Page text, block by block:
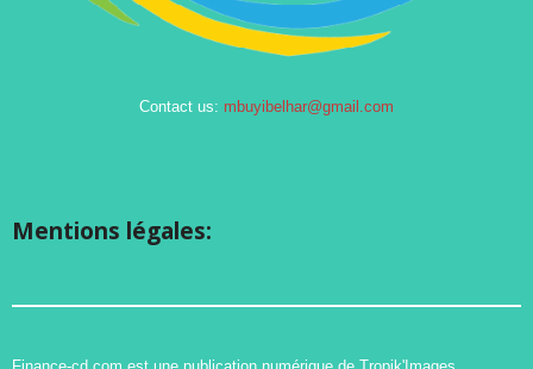
Contact us: mbuyibelhar@gmail.com
Mentions légales: